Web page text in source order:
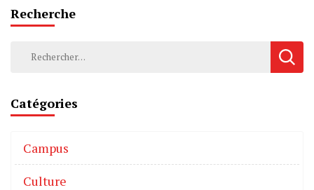
Recherche
Catégories
Campus
Culture